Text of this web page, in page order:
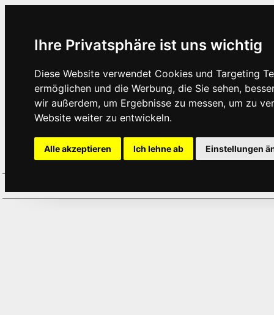
Ihre Privatsphäre ist uns wichtig
Diese Website verwendet Cookies und Targeting
ermöglichen und die Werbung, die Sie sehen,
wir außerdem, um Ergebnisse zu messen, um zu
Website weiter zu entwickeln.
Alle akzeptieren Ich lehne ab Einstellungen